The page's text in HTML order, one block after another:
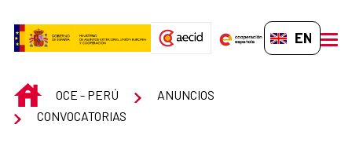
EN-GB
INICIOOCE - PERÚ
ANUNCIOS
CONVOCATORIAS